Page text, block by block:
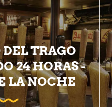
TRAGO
24 HORAS -
LA NOCHE